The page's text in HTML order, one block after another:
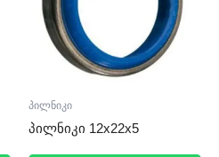
პილნიკი
პილნიკი 12x22x5